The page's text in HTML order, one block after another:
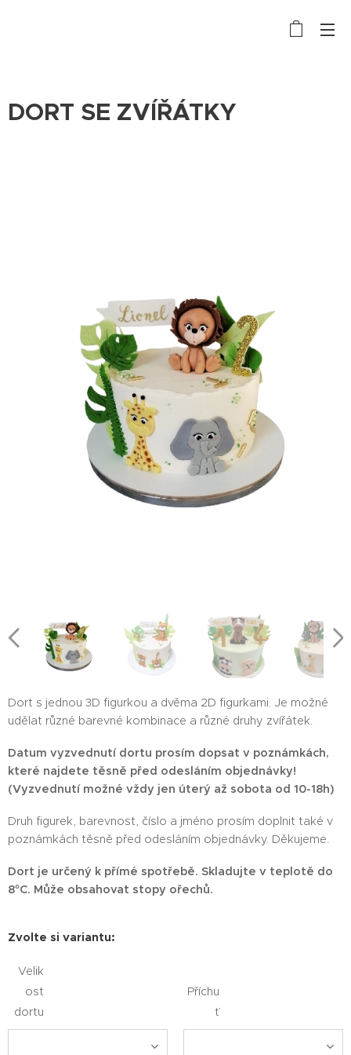
DORT SE ZVÍŘÁTKY
Dort s jednou 3D figurkou a dvěma 2D figurkami. Je možné
udělat různé barevné kombinace a různé druhy zvířátek.
Datum vyzvednutí dortu prosím dopsat v poznámkách,
které najdete těsně před odesláním objednávky!
(Vyzvednutí možné vždy jen úterý až sobota od 10-18h)
Druh figurek, barevnost, číslo a jméno prosím doplnit také v
poznámkách těsně před odesláním objednávky. Děkujeme.
Dort je určený k přímé spotřebě. Skladujte v teplotě do
8°C. Může obsahovat stopy ořechů.
Zvolte si variantu:
Velik
ost
dortu
Příchu
ť